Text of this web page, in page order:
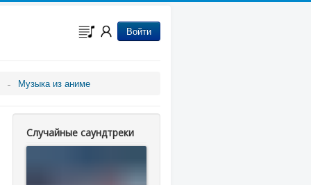
Войти
Музыка из аниме
Случайные саундтреки